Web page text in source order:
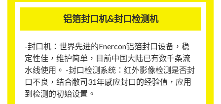
铝箔封口机&封口检测机
-封口机：世界先进的Enercon铝箔封口设备，稳
定性佳，维护简单，目前中国大陆已有数千条流
水线使用。 -封口检测系统：红外影像检测是否封
口不良，结合敝司31年感应封口的经验值，应用
到检测的初始设置。